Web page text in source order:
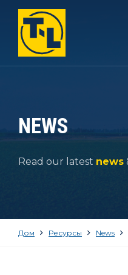
ДОМ
КОМПАНИЯ
РЕСУРСЫ
NEWS
Read our latest news
Дом Ресурсы News